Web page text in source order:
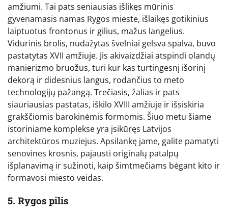
amžiumi. Tai pats seniausias išlikęs mūrinis
gyvenamasis namas Rygos mieste, išlaikęs gotikinius
laiptuotus frontonus ir gilius, mažus langelius.
Vidurinis brolis, nudažytas švelniai gelsva spalva, buvo
pastatytas XVII amžiuje. Jis akivaizdžiai atspindi olandų
manierizmo bruožus, turi kur kas turtingesnį išorinį
dekorą ir didesnius langus, rodančius to meto
technologijų pažangą. Trečiasis, žalias ir pats
siauriausias pastatas, iškilo XVIII amžiuje ir išsiskiria
grakščiomis barokinėmis formomis. Šiuo metu šiame
istoriniame komplekse yra įsikūręs Latvijos
architektūros muziejus. Apsilankę jame, galite pamatyti
senovines krosnis, pajausti originalų patalpų
išplanavimą ir sužinoti, kaip šimtmečiams bėgant kito ir
formavosi miesto veidas.
5. Rygos pilis